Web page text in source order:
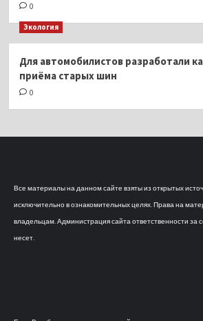
0
Экология
Для автомобилистов разработали
приёма старых шин
0
Все материалы на данном сайте взяты из открытых
исключительно в ознакомительных целях. Права на
владельцам. Администрация сайта ответственности за
несет.